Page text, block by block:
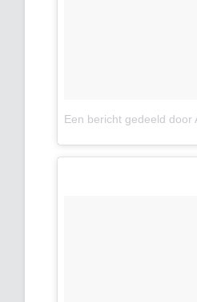
Een bericht gedeeld door